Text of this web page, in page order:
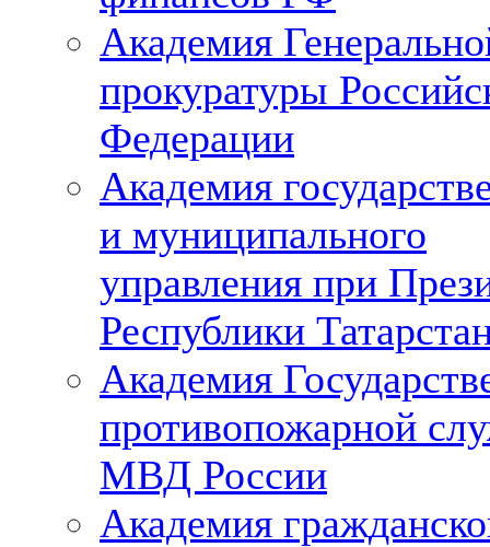
Академия
прокуратуры
Федерации
Академия
и муниципального
управления при
Республики
Академия
противопожарной
МВД России
Академия